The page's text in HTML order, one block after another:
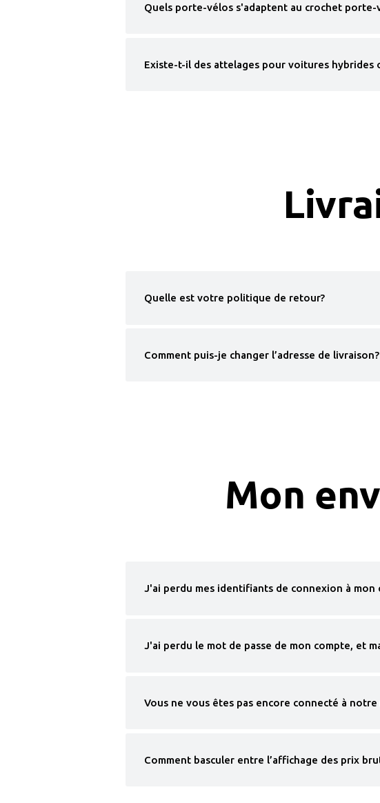
Quels porte-vélos s'adaptent au crochet porte-
Existe-t-il des attelages pour voitures hybrides
Quelle est votre politique de retour?
Comment puis-je changer l’adresse de livraison?
Mon
J'ai perdu mes identifiants de connexion à mon
J'ai perdu le mot de passe de mon compte, et
Vous ne vous êtes pas encore connecté à
Comment basculer entre l’affichage des prix